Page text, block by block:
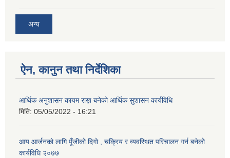
अन्य
ऐन, कानुन तथा निर्देशिका
आर्थिक अनुशासन कायम राख्न बनेको आर्थिक सुशासन कार्यविधि
मिति: 05/05/2022 - 16:21
आय आर्जनको लागि पूँजीको दिगो , चक्रिय र व्यवस्थित परिचालन गर्न बनेको
कार्यविधि २०७७